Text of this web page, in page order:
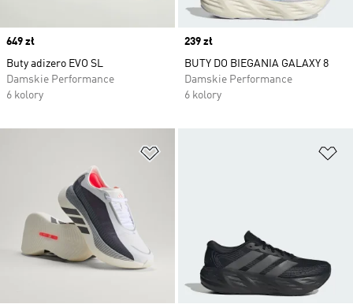
Price
649 zł
Buty adizero EVO SL
Damskie Performance
6 kolory
Price
239 zł
BUTY DO BIEGANIA GALAXY 8
Damskie Performance
6 kolory